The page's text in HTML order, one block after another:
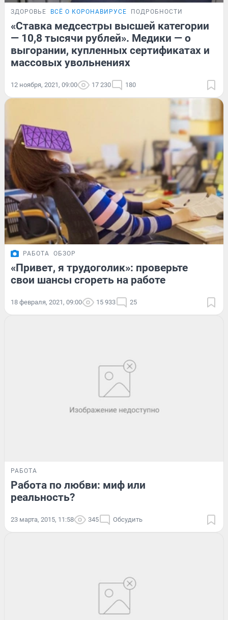
ЗДОРОВЬЕ ВСЁ О КОРОНАВИРУСЕ ПОДРОБНОСТИ
«Ставка медсестры высшей категории
— 10,8 тысячи рублей». Медики — о
выгорании, купленных сертификатах и
массовых увольнениях
12 ноября, 2021, 09:00 17 230 180
РАБОТА ОБЗОР
«Привет, я трудоголик»: проверьте
свои шансы сгореть на работе
18 февраля, 2021, 09:00 15 933 25
РАБОТА
Работа по любви: миф или
реальность?
23 марта, 2015, 11:58 345 Обсудить